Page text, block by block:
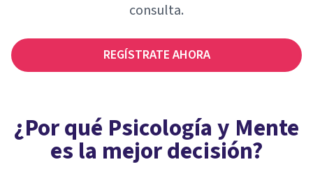
consulta.
REGÍSTRATE AHORA
¿Por qué Psicología y Mente
es la mejor decisión?